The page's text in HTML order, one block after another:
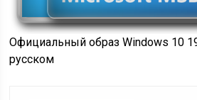
Официальный образ Windows 10
русском